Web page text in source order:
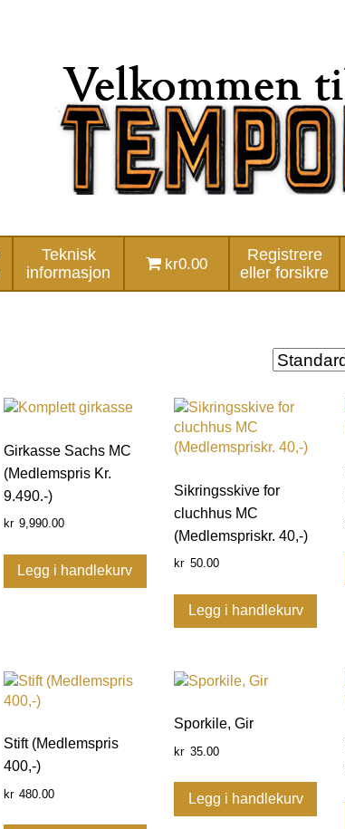
Teknisk
informasjon
kr0.00
Registrere
eller forsikre
Girkasse Sachs MC
(Medlemspris Kr.
9.490.-)
kr 9,990.00
Legg i handlekurv
Sikringsskive for
cluchhus MC
(Medlemspriskr. 40,-)
kr 50.00
Legg i handlekurv
Stift (Medlemspris
400,-)
kr 480.00
Sporkile, Gir
kr 35.00
Legg i handlekurv